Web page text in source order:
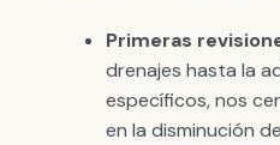
Primeras
drenajes hasta la
específicos, nos
en la disminución